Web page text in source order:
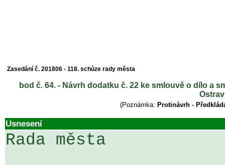
Zasedání č. 201806 - 118. schůze rady města
bod č. 64. - Návrh dodatku č. 22 ke smlouvě o dílo a
(Poznámka: Protinávrh -
Usnesení
Rada města